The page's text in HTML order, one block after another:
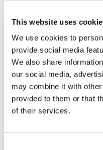
This website uses
We use cookies to
provide social media
We also share
our social media,
may combine it with
provided to them or that
of their services.
korrekt.”
Struktureret
Med et stigende antal
struktureret
mere end 40
herunder leadtrafik fra
hver kanal sin egen